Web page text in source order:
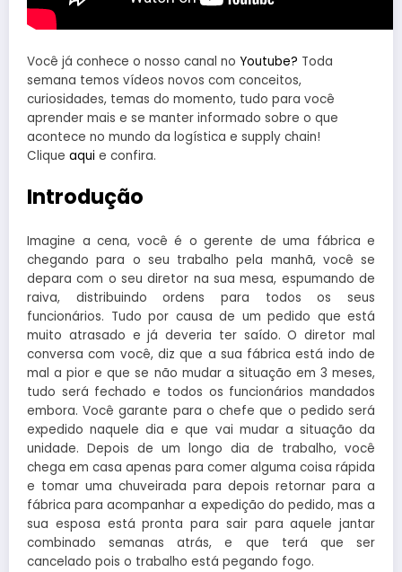
Você já conhece o nosso canal no Youtube? Toda
semana temos vídeos novos com conceitos,
curiosidades, temas do momento, tudo para você
aprender mais e se manter informado sobre o que
acontece no mundo da logística e supply chain!
Clique aqui e confira.
Introdução
Imagine a cena, você é o gerente de uma fábrica e
chegando para o seu trabalho pela manhã, você se
depara com o seu diretor na sua mesa, espumando de
raiva, distribuindo ordens para todos os seus
funcionários. Tudo por causa de um pedido que está
muito atrasado e já deveria ter saído. O diretor mal
conversa com você, diz que a sua fábrica está indo de
mal a pior e que se não mudar a situação em 3 meses,
tudo será fechado e todos os funcionários mandados
embora. Você garante para o chefe que o pedido será
expedido naquele dia e que vai mudar a situação da
unidade. Depois de um longo dia de trabalho, você
chega em casa apenas para comer alguma coisa rápida
e tomar uma chuveirada para depois retornar para a
fábrica para acompanhar a expedição do pedido, mas a
sua esposa está pronta para sair para aquele jantar
combinado semanas atrás, e que terá que ser
cancelado pois o trabalho está pegando fogo.